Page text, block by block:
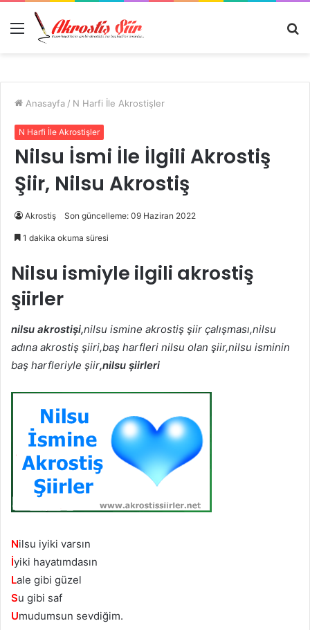
Menü
Anasayfa / N Harfi İle Akrostişler
N Harfi İle Akrostişler
Nilsu İsmi İle İlgili Akrostiş
Şiir, Nilsu Akrostiş
Akrostiş Son güncelleme: 09 Haziran 2022
1 dakika okuma süresi
Nilsu ismiyle ilgili akrostiş
şiirler
nilsu akrostişi,nilsu ismine akrostiş şiir çalışması,nilsu
adına akrostiş şiiri,baş harfleri nilsu olan şiir,nilsu isminin
baş harfleriyle şiir,nilsu şiirleri
Nilsu iyiki varsın
İyiki hayatımdasın
Lale gibi güzel
Su gibi saf
Umudumsun sevdiğim.